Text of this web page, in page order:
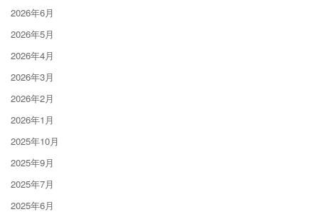
2026年6月
2026年5月
2026年4月
2026年3月
2026年2月
2026年1月
2025年10月
2025年9月
2025年7月
2025年6月